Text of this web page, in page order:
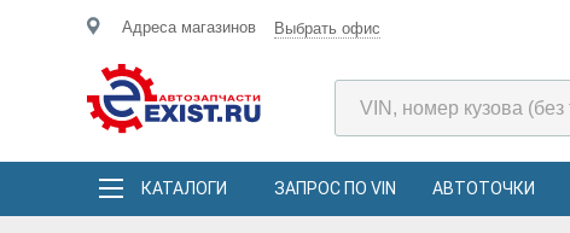
Адреса магазинов Выбрать офис
КАТАЛОГИ ЗАПРОС ПО VIN АВТОТОЧКИ